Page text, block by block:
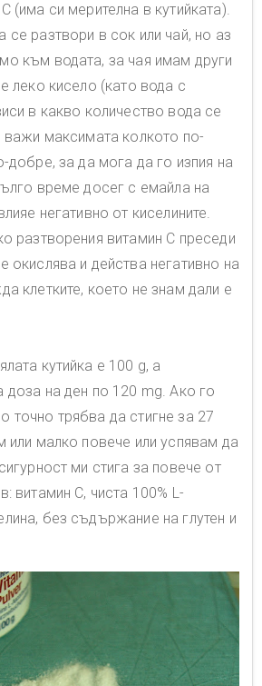
(има си мерителна в кутийката).
разтвори в сок или чай, но аз
към водата, за чая имам други
леко кисело (като вода с
в какво количество вода се
важи максимата колкото по-
добре, за да мога да го изпия на
време досег с емайла на
негативно от киселините.
разтворения витамин C преседи
окислява и действа негативно на
клетките, което не знам дали е
кутийка е 100 g, а
доза на ден по 120 mg. Ако го
точно трябва да стигне за 27
или малко повече или успявам да
ми стига за повече от
витамин C, чиста 100% L-
без съдържание на глутен и